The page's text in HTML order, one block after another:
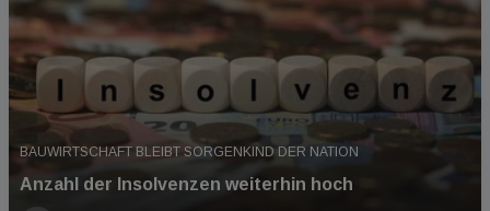
BAUWIRTSCHAFT BLEIBT SORGENKIND DER NATION
Anzahl der Insolvenzen weiterhin hoch